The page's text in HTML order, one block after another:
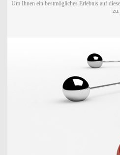
Um Ihnen ein bestmögliches Erlebnis auf